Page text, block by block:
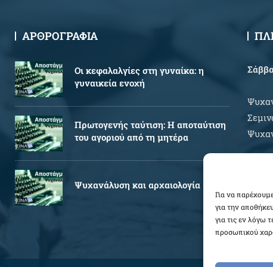
Για να
για την
για τις εν λόγω
προσωπικού
ΑΡΘΡΟΓΡΑΦΙΑ
Oι κεφαλαλγίες στη γυναίκα: η
γυναικεία ενοχή
Πρωτογενής ταύτιση: Η αποταύτιση
του αγοριού από τη μητέρα
Ψυχανάλυση και αρχαιολογία